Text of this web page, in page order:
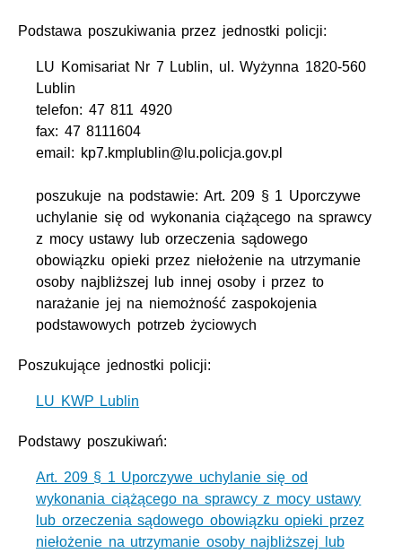
Podstawa poszukiwania przez jednostki policji:
LU Komisariat Nr 7 Lublin, ul. Wyżynna 1820-560
Lublin
telefon: 47 811 4920
fax: 47 8111604
email: kp7.kmplublin@lu.policja.gov.pl
poszukuje na podstawie: Art. 209 § 1 Uporczywe
uchylanie się od wykonania ciążącego na sprawcy
z mocy ustawy lub orzeczenia sądowego
obowiązku opieki przez niełożenie na utrzymanie
osoby najbliższej lub innej osoby i przez to
narażanie jej na niemożność zaspokojenia
podstawowych potrzeb życiowych
Poszukujące jednostki policji:
LU KWP Lublin
Podstawy poszukiwań:
Art. 209 § 1 Uporczywe uchylanie się od
wykonania ciążącego na sprawcy z mocy ustawy
lub orzeczenia sądowego obowiązku opieki przez
niełożenie na utrzymanie osoby najbliższej lub